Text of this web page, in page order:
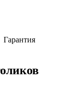
Гарантия